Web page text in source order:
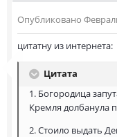
Опубликовано
цитатну из интернета:
Цитата
1. Богородица
Кремля долбанула
2. Стоило выдать